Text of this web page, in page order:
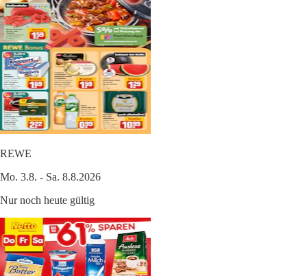
REWE
Mo. 3.8. - Sa. 8.8.2026
Nur noch heute gültig